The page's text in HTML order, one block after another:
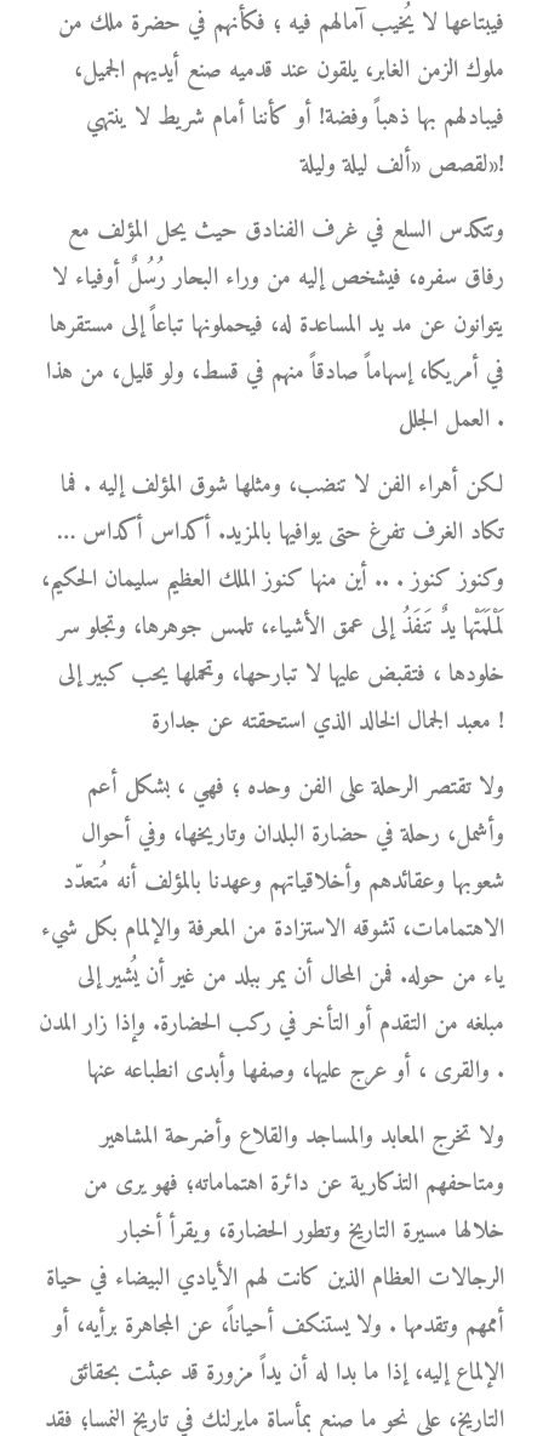
فيبتاعها لا يُخيب آمالهم فيه ؛ فكأنهم في حضرة ملك من
ملوك الزمن الغابر، يلقون عند قدميه صنع أيديهم الجميل،
فيبادلهم بها ذهباً وفضة! أو كأننا أمام شريط لا ينتهي
لقصص «ألف ليلة وليلة»!
وتتكدس السلع في غرف الفنادق حيث يحل المؤلف مع
رفاق سفره، فيشخص إليه من وراء البحار رُسُلٌ أوفياء لا
يتوانون عن مد يد المساعدة له، فيحملونها تباعاً إلى مستقرها
في أمريكا، إسهاماً صادقاً منهم في قسط، ولو قليل، من هذا
العمل الجلل .
لكن أهراء الفن لا تنضب، ومثلها شوق المؤلف إليه . فما
تكاد الغرف تفرغ حتى يوافيها بالمزيد. أكداس أكداس …
وكنوز كنوز . .. أين منها كنوز الملك العظيم سليمان الحكيم،
لَمْلَمَتْها يدٌ تَنفَذُ إلى عمق الأشياء، تلمس جوهرها، وتجلو سر
خلودها ، فتقبض عليها لا تبارحها، وتحملها يحب كبير إلى
معبد الجمال الخالد الذي استحقته عن جدارة !
ولا تقتصر الرحلة على الفن وحده ؛ فهي ، بشكل أعم
وأشمل، رحلة في حضارة البلدان وتاريخها، وفي أحوال
شعوبها وعقائدهم وأخلاقياتهم وعهدنا بالمؤلف أنه مُتعدّد
الاهتمامات، تشوقه الاستزادة من المعرفة والإلمام بكل شيء
ياء من حوله. فمن المحال أن يمر ببلد من غير أن يُشير إلى
مبلغه من التقدم أو التأخر في ركب الحضارة. وإذا زار المدن
والقرى ، أو عرج عليها، وصفها وأبدى انطباعه عنها .
ولا تخرج المعابد والمساجد والقلاع وأضرحة المشاهير
ومتاحفهم التذكارية عن دائرة اهتماماته؛ فهو يرى من
خلالها مسيرة التاريخ وتطور الحضارة، ويقرأ أخبار
الرجالات العظام الذين كانت لهم الأيادي البيضاء في حياة
أممهم وتقدمها . ولا يستنكف أحياناً، عن المجاهرة برأيه، أو
الإلماع إليه، إذا ما بدا له أن يداً مزورة قد عبثت بحقائق
التاريخ، على نحو ما صنع بمأساة مايرلنك في تاريخ النمسا؛ فقد